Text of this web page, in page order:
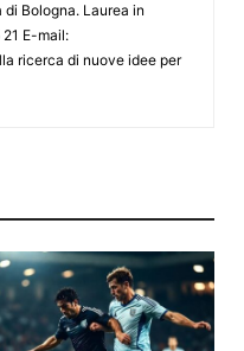
Bologna. Laurea in
E-mail:
ricerca di nuove idee per